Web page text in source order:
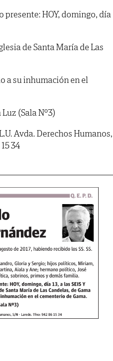
presente: HOY, domingo, día
de Santa María de Las
a su inhumación en el
(Sala Nº3)
Avda. Derechos Humanos,
34